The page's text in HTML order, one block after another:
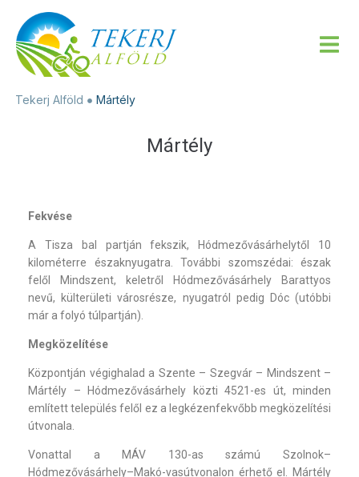
Tekerj Alföld Mártély
Mártély
Fekvése
A Tisza bal partján fekszik, Hódmezővásárhelytől 10
kilométerre északnyugatra. További szomszédai: észak
felől Mindszent, keletről Hódmezővásárhely Barattyos
nevű, külterületi városrésze, nyugatról pedig Dóc (utóbbi
már a folyó túlpartján).
Megközelítése
Központján végighalad a Szente – Szegvár – Mindszent –
Mártély – Hódmezővásárhely közti 4521-es út, minden
említett település felől ez a legkézenfekvőbb megközelítési
útvonala.
Vonattal a MÁV 130-as számú Szolnok–
Hódmezővásárhely–Makó-vasútvonalon érhető el. Mártély